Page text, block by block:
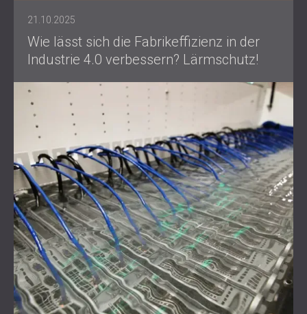
21.10.2025
Wie lässt sich die Fabrikeffizienz in der
Industrie 4.0 verbessern? Lärmschutz!